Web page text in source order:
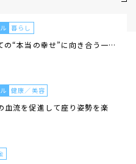
暮らし
の“本当の幸せ”に向き合う一…
健康／美容
血流を促進して座り姿勢を楽